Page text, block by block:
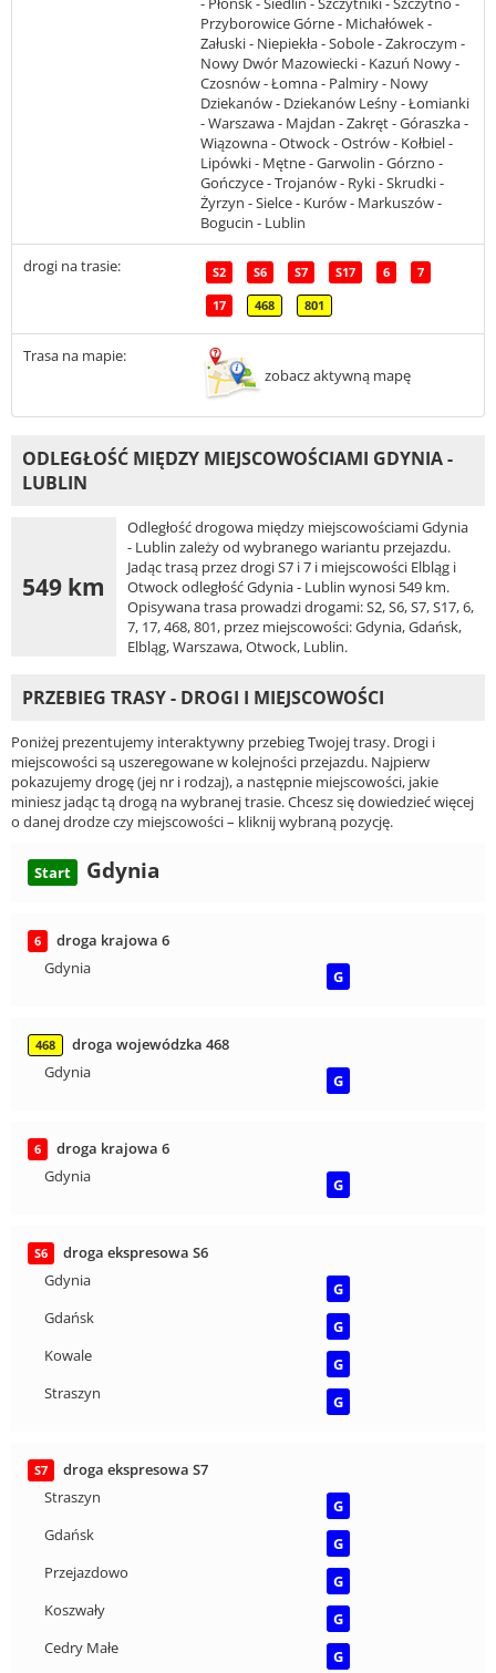
Przyborowice Górne - Michałówek -
Załuski - Niepiekła - Sobole - Zakroczym -
Nowy Dwór Mazowiecki - Kazuń Nowy -
Czosnów - Łomna - Palmiry - Nowy
Dziekanów - Dziekanów Leśny - Łomianki
- Warszawa - Majdan - Zakręt - Góraszka -
Wiązowna - Otwock - Ostrów - Kołbiel -
Lipówki - Mętne - Garwolin - Górzno -
Gończyce - Trojanów - Ryki - Skrudki -
Żyrzyn - Sielce - Kurów - Markuszów -
Bogucin - Lublin
drogi na trasie: S2 S6 S7 S17 6 7
17 468 801
Trasa na mapie:
zobacz aktywną mapę
ODLEGŁOŚĆ MIĘDZY MIEJSCOWOŚCIAMI GDYNIA -
LUBLIN
549 km
Odległość drogowa między miejscowościami Gdynia
- Lublin zależy od wybranego wariantu przejazdu.
Jadąc trasą przez drogi S7 i 7 i miejscowości Elbląg i
Otwock odległość Gdynia - Lublin wynosi 549 km.
Opisywana trasa prowadzi drogami: S2, S6, S7, S17, 6,
7, 17, 468, 801, przez miejscowości: Gdynia, Gdańsk,
Elbląg, Warszawa, Otwock, Lublin.
PRZEBIEG TRASY - DROGI I MIEJSCOWOŚCI
Poniżej prezentujemy interaktywny przebieg Twojej trasy. Drogi i
miejscowości są uszeregowane w kolejności przejazdu. Najpierw
pokazujemy drogę (jej nr i rodzaj), a następnie miejscowości, jakie
miniesz jadąc tą drogą na wybranej trasie. Chcesz się dowiedzieć więcej
o danej drodze czy miejscowości – kliknij wybraną pozycję.
Start Gdynia
6
droga krajowa 6
Gdynia
G
468
droga wojewódzka 468
Gdynia
G
6
droga krajowa 6
Gdynia
G
S6
droga ekspresowa S6
Gdynia
G
Gdańsk
G
Kowale
G
Straszyn
G
S7
droga ekspresowa S7
Straszyn
G
Gdańsk
G
Przejazdowo
G
Koszwały
G
Cedry Małe
G